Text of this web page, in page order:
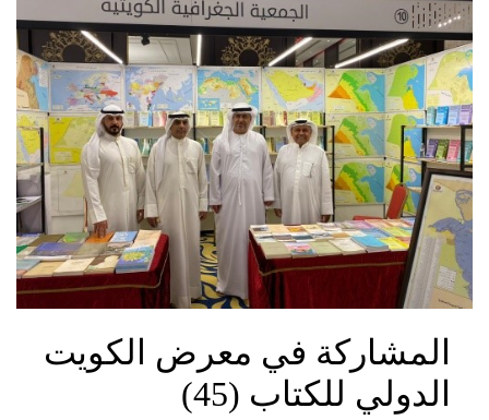
المشاركة في معرض الكويت
الدولي للكتاب (45)